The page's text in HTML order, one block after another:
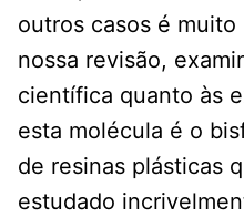
outros casos é
nossa revisão,
científica quanto às
esta molécula é o
de resinas plásticas
estudado